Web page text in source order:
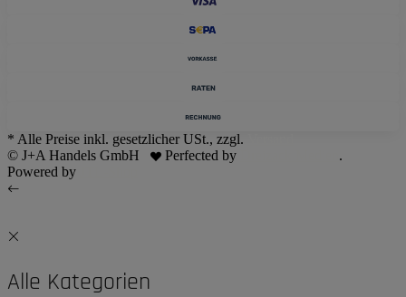
* Alle Preise inkl. gesetzlicher USt., zzgl.
© J+A Handels GmbH
Perfected by
.
Powered by
Alle Kategorien